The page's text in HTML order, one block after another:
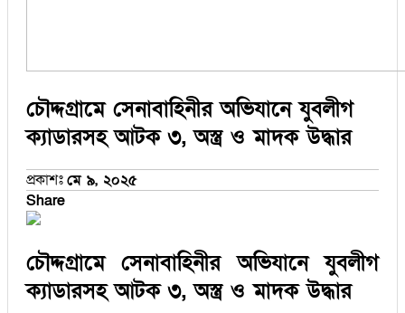
চৌদ্দগ্রামে সেনাবাহিনীর অভিযানে যুবলীগ
ক্যাডারসহ আটক ৩, অস্ত্র ও মাদক উদ্ধার
প্রকাশঃমে ৯, ২০২৫
Share
চৌদ্দগ্রামে সেনাবাহিনীর অভিযানে যুবলীগ
ক্যাডারসহ আটক ৩, অস্ত্র ও মাদক উদ্ধার